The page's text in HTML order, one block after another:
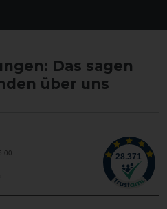
Das sagen
über uns